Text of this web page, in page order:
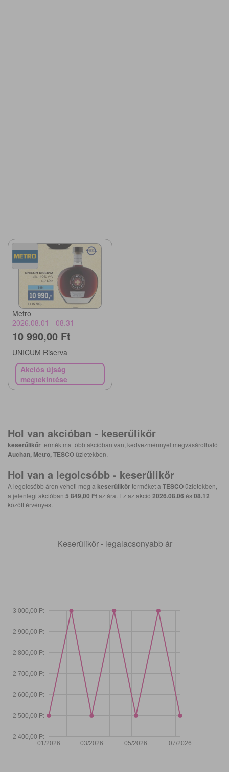
Metro
2026.08.01 - 08.31
10 990,00 Ft
UNICUM Riserva
Akciós újság
megtekintése
Hol van akcióban - keserűlikőr
keserűlikőrtermék ma több akcióban van, kedvezménnyel megvásárolható
Auchan, Metro, TESCO üzletekben.
Hol van a legolcsóbb - keserűlikőr
A legolcsóbb áron veheti meg a keserűlikőrterméket a TESCO üzletekben,
a jelenlegi akcióban 5 849,00 Ftaz ára. Ez az akció 2026.08.06 és08.12
között érvényes.
Keserűlikőr - legalacsonyabb ár
01/2026 03/2026 05/2026 07/2026
2 400,00 Ft
2 500,00 Ft
2 600,00 Ft
2 700,00 Ft
2 800,00 Ft
2 900,00 Ft
3 000,00 Ft